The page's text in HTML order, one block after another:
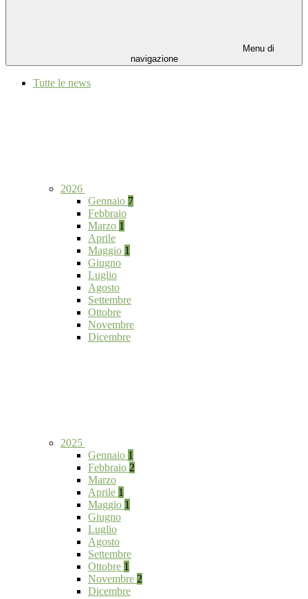
Menu di
navigazione
Tutte le news
2026
Gennaio 7
Febbraio
Marzo 1
Aprile
Maggio 1
Giugno
Luglio
Agosto
Settembre
Ottobre
Novembre
Dicembre
2025
Gennaio 1
Febbraio 2
Marzo
Aprile 1
Maggio 1
Giugno
Luglio
Agosto
Settembre
Ottobre 1
Novembre 2
Dicembre